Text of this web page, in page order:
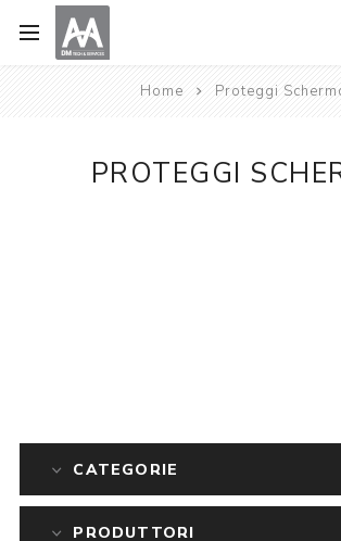
Home Proteggi
PROTEGGI
CATEGORIE
PRODUTTORI